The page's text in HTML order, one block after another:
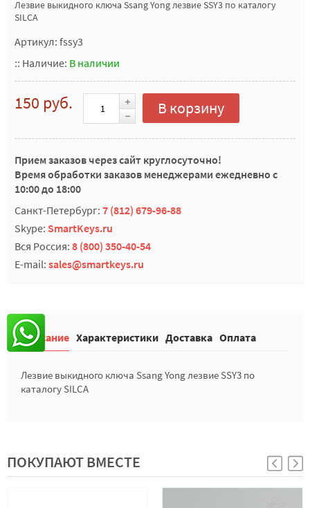
Лезвие выкидного ключа Ssang Yong лезвие SSY3 по каталогу
SILCA
Артикул: fssy3
:: Наличие: В наличии
150 руб. В корзину
Прием заказов через сайт круглосуточно!
Время обработки заказов менеджерами ежедневно с
10:00 до 18:00
Санкт-Петербург: 7 (812) 679-96-88
Skype: SmartKeys.ru
Вся Россия: 8 (800) 350-40-54
E-mail: sales@smartkeys.ru
Описание Характеристики Доставка Оплата
Лезвие выкидного ключа Ssang Yong лезвие SSY3 по
каталогу SILCA
ПОКУПАЮТ ВМЕСТЕ